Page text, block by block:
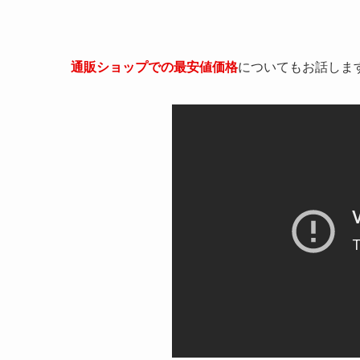
通販ショップでの最安値価格についてもお話しま